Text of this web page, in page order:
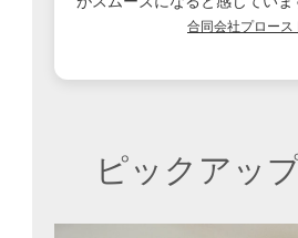
合同会社プロース
ピックアッ